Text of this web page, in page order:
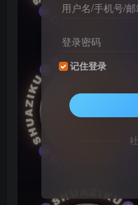
用户名/手机号/邮
登录密码
记住登录